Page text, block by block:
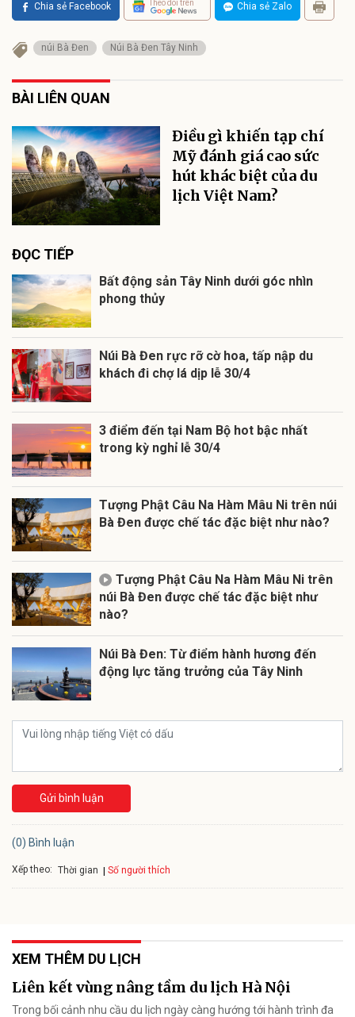
Chia sẻ Facebook Theo dõi trên Chia sẻ Zalo
núi Bà Đen Núi Bà Đen Tây Ninh
BÀI LIÊN QUAN
Điều gì khiến tạp chí
Mỹ đánh giá cao sức
hút khác biệt của du
lịch Việt Nam?
ĐỌC TIẾP
Bất động sản Tây Ninh dưới góc nhìn
phong thủy
Núi Bà Đen rực rỡ cờ hoa, tấp nập du
khách đi chợ lá dịp lễ 30/4
3 điểm đến tại Nam Bộ hot bậc nhất
trong kỳ nghỉ lễ 30/4
Tượng Phật Câu Na Hàm Mâu Ni trên núi
Bà Đen được chế tác đặc biệt như nào?
Tượng Phật Câu Na Hàm Mâu Ni trên
núi Bà Đen được chế tác đặc biệt như
nào?
Núi Bà Đen: Từ điểm hành hương đến
động lực tăng trưởng của Tây Ninh
Gửi bình luận
(0) Bình luận
Xếp theo: Thời gian Số người thích
XEM THÊM DU LỊCH
Liên kết vùng nâng tầm du lịch Hà Nội
Trong bối cảnh nhu cầu du lịch ngày càng hướng tới hành trình đa